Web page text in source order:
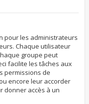
pour les administrateurs
Chaque utilisateur
groupe peut
facilite les tâches aux
permissions de
encore leur accorder
donner accès à un